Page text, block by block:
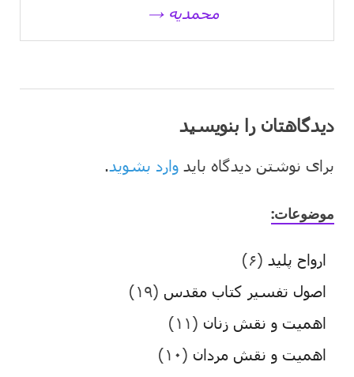
محمدیه →
دیدگاهتان را بنویسید
برای نوشتن دیدگاه باید وارد بشوید.
موضوعات:
ارواح پلید (۶)
اصول تفسیر کتاب مقدس (۱۹)
اهمیت و نقش زنان (۱۱)
اهمیت و نقش مردان (۱۰)